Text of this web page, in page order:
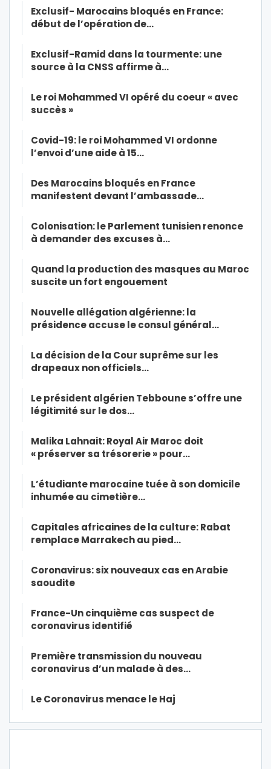
Exclusif- Marocains bloqués en France:
début de l’opération de…
Exclusif-Ramid dans la tourmente: une
source à la CNSS affirme à…
Le roi Mohammed VI opéré du coeur « avec
succès »
Covid-19: le roi Mohammed VI ordonne
l’envoi d’une aide à 15…
Des Marocains bloqués en France
manifestent devant l’ambassade…
Colonisation: le Parlement tunisien renonce
à demander des excuses à…
Quand la production des masques au Maroc
suscite un fort engouement
Nouvelle allégation algérienne: la
présidence accuse le consul général…
La décision de la Cour suprême sur les
drapeaux non officiels…
Le président algérien Tebboune s’offre une
légitimité sur le dos…
Malika Lahnait: Royal Air Maroc doit
« préserver sa trésorerie » pour…
L’étudiante marocaine tuée à son domicile
inhumée au cimetière…
Capitales africaines de la culture: Rabat
remplace Marrakech au pied…
Coronavirus: six nouveaux cas en Arabie
saoudite
France-Un cinquième cas suspect de
coronavirus identifié
Première transmission du nouveau
coronavirus d’un malade à des…
Le Coronavirus menace le Haj